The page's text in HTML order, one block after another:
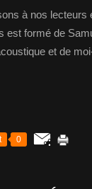
à nos
est formé de
et de
0